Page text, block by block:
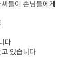
들이 손님들에게
다
있습니다